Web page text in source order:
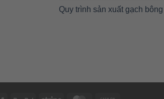
Quy trình sản xuất gạch bông